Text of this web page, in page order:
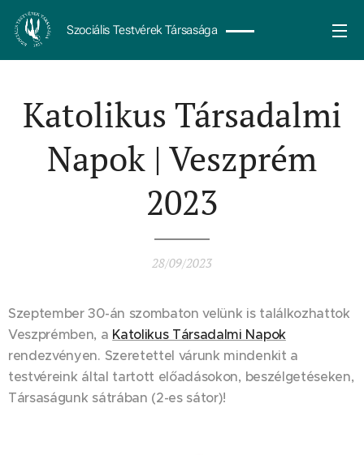
Szociális Testvérek Társasága
Katolikus Társadalmi
Napok | Veszprém
2023
28/09/2023
Szeptember 30-án szombaton velünk is találkozhattok
Veszprémben, a Katolikus Társadalmi Napok
rendezvényen. Szeretettel várunk mindenkit a
testvéreink által tartott előadásokon, beszélgetéseken,
Társaságunk sátrában (2-es sátor)!